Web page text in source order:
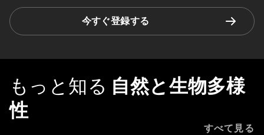
今すぐ登録する
もっと知る 自然と生物多様
性
すべて見る